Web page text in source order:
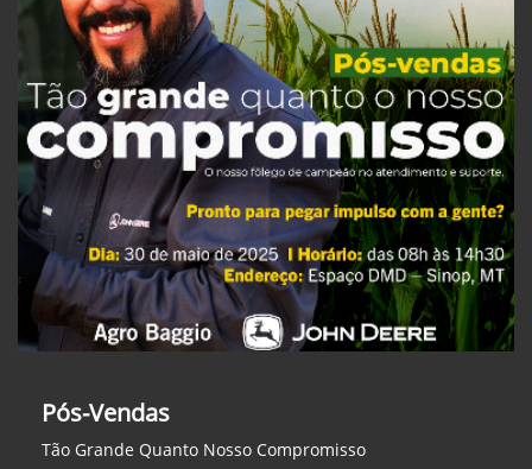
Pós-Vendas
Tão Grande Quanto Nosso Compromisso